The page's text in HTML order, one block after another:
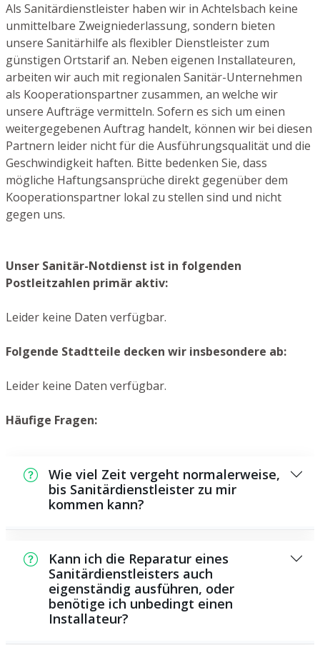
Als Sanitärdienstleister haben wir in Achtelsbach keine
unmittelbare Zweigniederlassung, sondern bieten
unsere Sanitärhilfe als flexibler Dienstleister zum
günstigen Ortstarif an. Neben eigenen Installateuren,
arbeiten wir auch mit regionalen Sanitär-Unternehmen
als Kooperationspartner zusammen, an welche wir
unsere Aufträge vermitteln. Sofern es sich um einen
weitergegebenen Auftrag handelt, können wir bei diesen
Partnern leider nicht für die Ausführungsqualität und die
Geschwindigkeit haften. Bitte bedenken Sie, dass
mögliche Haftungsansprüche direkt gegenüber dem
Kooperationspartner lokal zu stellen sind und nicht
gegen uns.
Unser Sanitär-Notdienst ist in folgenden
Postleitzahlen primär aktiv:
Leider keine Daten verfügbar.
Folgende Stadtteile decken wir insbesondere ab:
Leider keine Daten verfügbar.
Häufige Fragen:
Wie viel Zeit vergeht normalerweise,
bis Sanitärdienstleister zu mir
kommen kann?
Ihnen vor Ort sein. Dies hängt aber auch von
der Auftragslage zu dem Zeitpunkt ab und
von der Verkehrssituation und der
Entfernung zu Ihnen.
Kann ich die Reparatur eines
Sanitärdienstleisters auch
eigenständig ausführen, oder
benötige ich unbedingt einen
Installateur?